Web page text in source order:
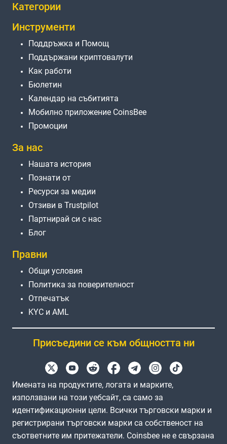
Категории
Инструменти
Поддръжка и Помощ
Поддържани криптовалути
Как работи
Бюлетин
Календар на събитията
Мобилно приложение CoinsBee
Промоции
За нас
Нашата история
Познати от
Ресурси за медии
Отзиви в Trustpilot
Партнирай си с нас
Блог
Правни
Общи условия
Политика за поверителност
Отпечатък
KYC и AML
Присъедини се към общността ни
Имената на продуктите, логата и марките,
използвани на този уебсайт, са само за
идентификационни цели. Всички търговски марки и
регистрирани търговски марки са собственост на
съответните им притежатели. Coinsbee не е свързана